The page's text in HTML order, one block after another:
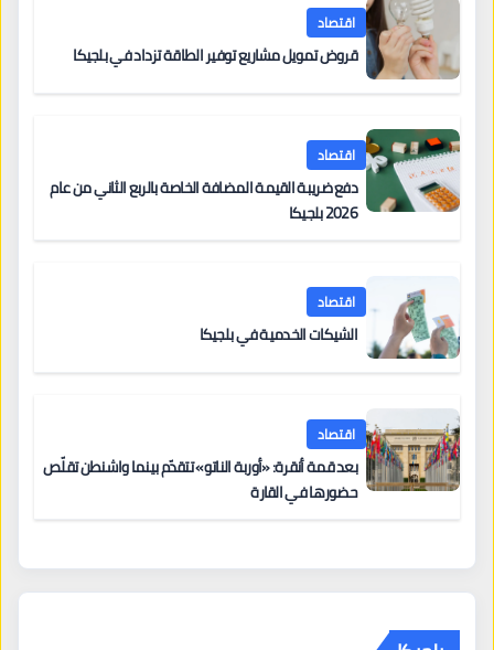
اقتصاد
قروض تمويل مشاريع توفير الطاقة تزداد في بلجيكا
اقتصاد
دفع ضريبة القيمة المضافة الخاصة بالربع الثاني من عام
2026 بلجيكا
اقتصاد
الشيكات الخدمية في بلجيكا
اقتصاد
بعد قمة أنقرة: «أوربة الناتو» تتقدّم بينما واشنطن تقلّص
حضورها في القارة